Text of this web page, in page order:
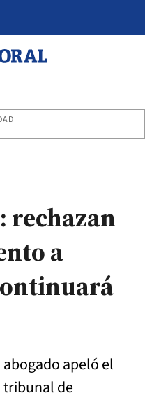
rechazan
a
apeló el
tribunal de